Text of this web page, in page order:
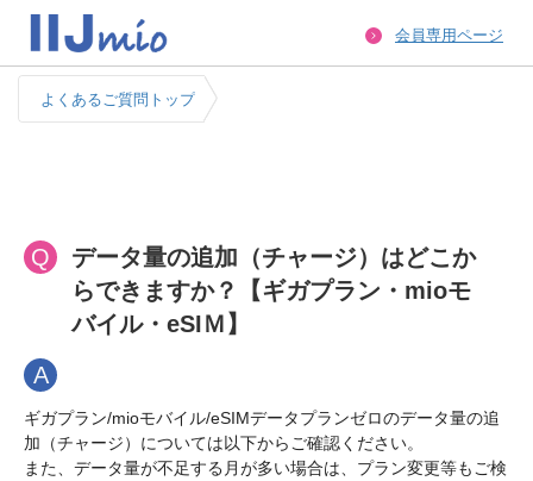
会員専用ページ
よくあるご質問トップ
Q
データ量の追加（チャージ）はどこか
らできますか？【ギガプラン・mioモ
バイル・eSIＭ】
A
ギガプラン/mioモバイル/eSIMデータプランゼロのデータ量の追
加（チャージ）については以下からご確認ください。
また、データ量が不足する月が多い場合は、プラン変更等もご検